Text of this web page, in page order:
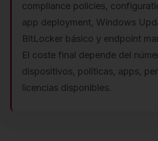
compliance policies,
app deployment, Windows
BitLocker básico y endpoint
El coste final depende del
dispositivos, políticas, apps,
licencias disponibles.